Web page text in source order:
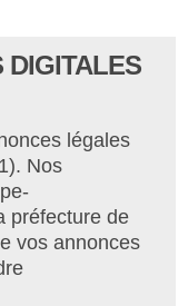
DIGITALES
légales
Nos
préfecture de
vos annonces